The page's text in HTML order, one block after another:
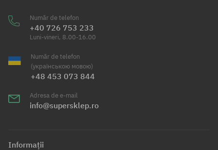
Număr de telefon
+40 726 753 233
Luni-vineri, 8.00-16.00
Număr de telefon
(українською мовою)
+48 453 073 844
Adresa de e-mail
info@supersklep.ro
Informații